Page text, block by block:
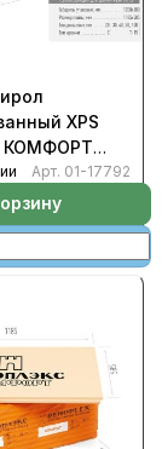
XPS
КОМФОРТ
Т-15
0.2704м3
Арт. 01-17792